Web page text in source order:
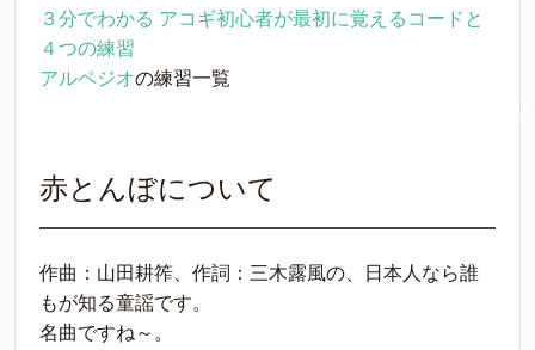
３分でわかる アコギ初心者が最初に覚えるコードと
４つの練習
アルペジオの練習一覧
赤とんぼについて
作曲：山田耕筰、作詞：三木露風の、日本人なら誰
もが知る童謡です。
名曲ですね～。